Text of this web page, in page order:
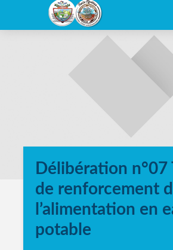
Délibération n°07
de renforcement
l’alimentation en
potable